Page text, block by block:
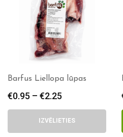
Barfus Liellopa lūpas
€0.95 – €2.25
range:
€0.95
through
IZVĒLIETIES